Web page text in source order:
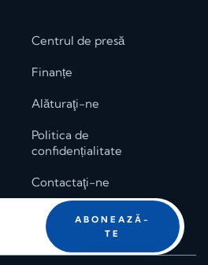
Centrul de presă
Finanțe
Alăturaţi-ne
Politica de
confidențialitate
Contactaţi-ne
ABONEAZĂ-
TE